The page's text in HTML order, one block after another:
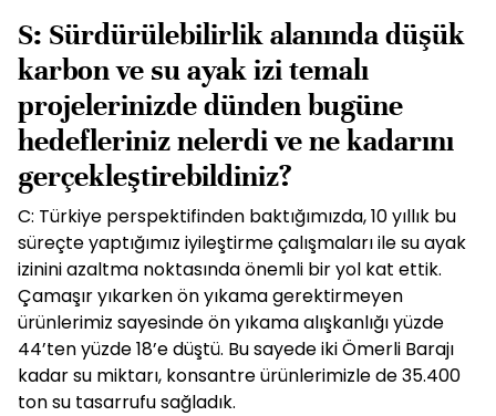
S: Sürdürülebilirlik alanında düşük
karbon ve su ayak izi temalı
projelerinizde dünden bugüne
hedefleriniz nelerdi ve ne kadarını
gerçekleştirebildiniz?
C: Türkiye perspektifinden baktığımızda, 10 yıllık bu
süreçte yaptığımız iyileştirme çalışmaları ile su ayak
izinini azaltma noktasında önemli bir yol kat ettik.
Çamaşır yıkarken ön yıkama gerektirmeyen
ürünlerimiz sayesinde ön yıkama alışkanlığı yüzde
44’ten yüzde 18’e düştü. Bu sayede iki Ömerli Barajı
kadar su miktarı, konsantre ürünlerimizle de 35.400
ton su tasarrufu sağladık.